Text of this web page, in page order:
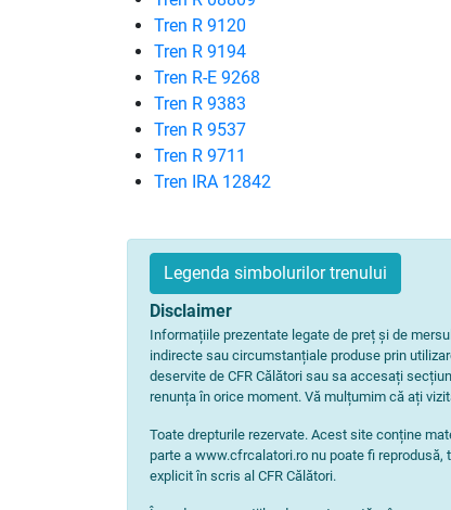
Tren R 9120
Tren R 9194
Tren R-E 9268
Tren R 9383
Tren R 9537
Tren R 9711
Tren IRA 12842
Legenda simbolurilor trenului
Disclaimer
Informațiile prezentate legate de preț și de
indirecte sau circumstanțiale produse prin
deservite de CFR Călători sau sa accesați
renunța în orice moment. Vă mulțumim că ați
Toate drepturile rezervate. Acest site conține
parte a www.cfrcalatori.ro nu poate fi
explicit în scris al CFR Călători.